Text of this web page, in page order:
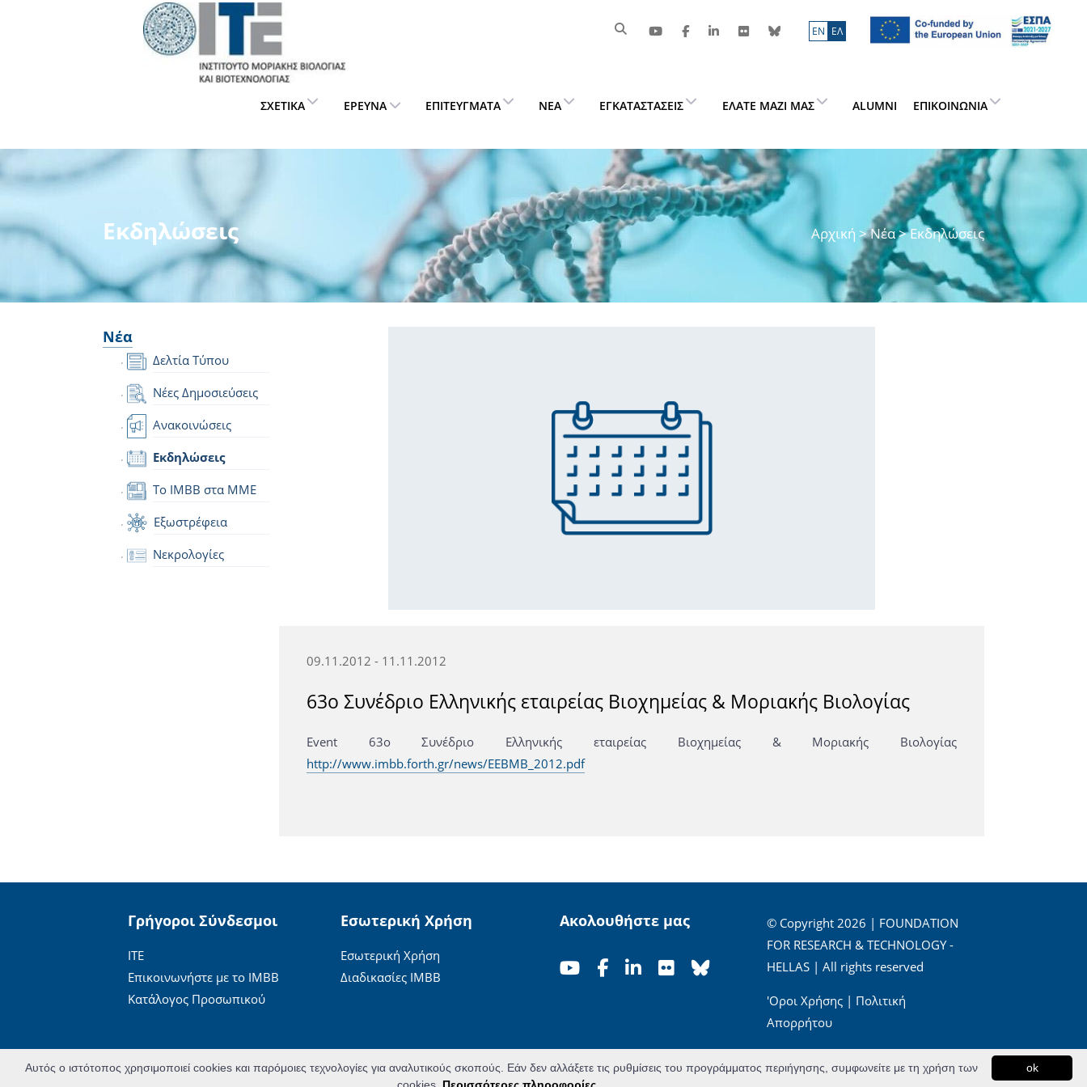
ΕN ΕΛ
ΣΧΕΤΙΚΆ ΈΡΕΥΝΑ ΕΠΙΤΕΎΓΜΑΤΑ ΝΈΑ ΕΓΚΑΤΑΣΤΆΣΕΙΣ ΕΛΆΤΕ ΜΑΖΊ ΜΑΣ ALUMNI ΕΠΙΚΟΙΝΩΝΊΑ
Εκδηλώσεις Αρχική >Νέα> Εκδηλώσεις
Νέα
Δελτία Τύπου
Νέες Δημοσιεύσεις
Ανακοινώσεις
Εκδηλώσεις
Το IMBB στα ΜΜΕ
Εξωστρέφεια
Νεκρολογίες
09.11.2012 - 11.11.2012
63ο Συνέδριο Ελληνικής εταιρείας Βιοχημείας & Μοριακής Βιολογίας
Event 63ο Συνέδριο Ελληνικής εταιρείας Βιοχημείας & Μοριακής Βιολογίας
http://www.imbb.forth.gr/news/EEBMB_2012.pdf
Γρήγοροι Σύνδεσμοι
ΙΤΕ
Επικοινωνήστε με το ΙΜΒΒ
Κατάλογος Προσωπικού
Εσωτερική Χρήση
Εσωτερική Χρήση
Διαδικασίες ΙΜΒΒ
Ακολουθήστε μας
© Copyright 2026 | FOUNDATION
FOR RESEARCH & TECHNOLOGY -
HELLAS | All rights reserved
'Οροι Χρήσης| Πολιτική
Απορρήτου
ok
Αυτός ο ιστότοπος χρησιμοποιεί cookies και παρόμοιες τεχνολογίες για αναλυτικούς σκοπούς. Εάν δεν αλλάξετε τις ρυθμίσεις του προγράμματος περιήγησης, συμφωνείτε με τη χρήση των